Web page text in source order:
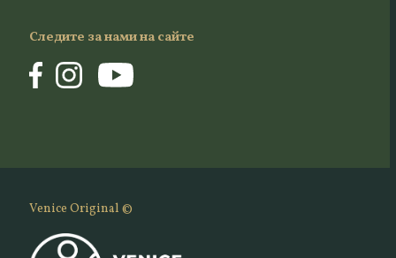
Следите за нами на сайте
Venice Original ©